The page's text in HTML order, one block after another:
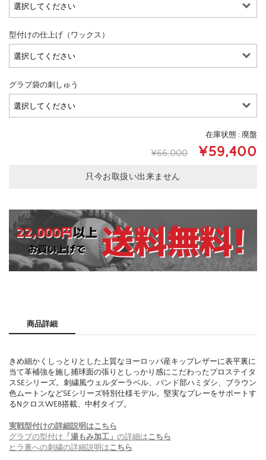
型付けの仕上げ（ワックス）
グラブ袋の刺しゅう
在庫状態 : 廃盤
¥66,000 ¥59,400
只今お取扱い出来ません
商品詳細
きめ細かくしっとりとした上質なヨーロッパ産キップレザーに表平裏に
当て革補強を施し捕球面の張りとしっかり感にこだわったプロステイタ
スSEシリーズ。刺繍風ウェルダーラベル、バンド部ハミダシ、ブラウン
色ムートンなどSEシリーズ特別仕様モデル。堅実なプレーをサポートす
るNクロスWEB搭載、中村タイプ。
実戦型付けの詳細説明はこちら
グラブの型付け 「湯もみ加工」 の詳細はこちら
ヒラ裏への刺繍の詳細説明はこちら